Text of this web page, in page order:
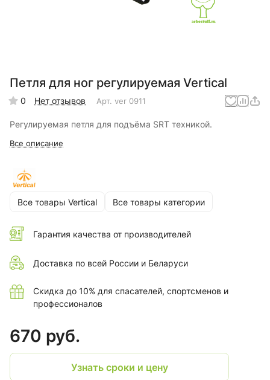
Петля для ног регулируемая Vertical
0 Нет отзывов Арт. ver 0911
Регулируемая петля для подъёма SRT техникой.
Все описание
Все товары Vertical Все товары категории
Гарантия качества от производителей
Доставка по всей России и Беларуси
Скидка до 10% для спасателей, спортсменов и
профессионалов
670 руб.
Узнать сроки и цену